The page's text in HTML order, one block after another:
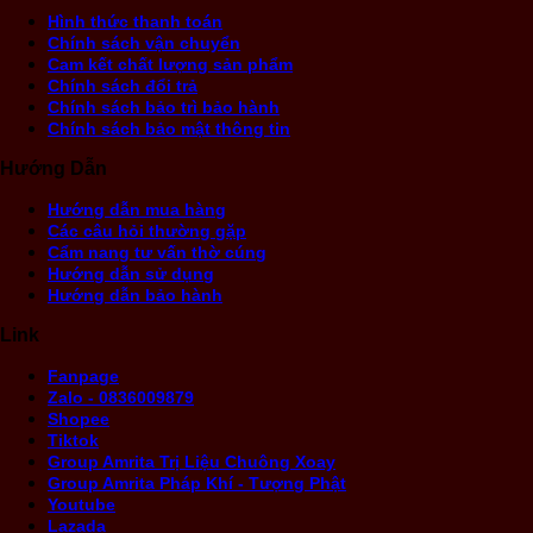
Hình thức thanh toán
Chính sách vận chuyển
Cam kết chất lượng sản phẩm
Chính sách đổi trả
Chính sách bảo trì bảo hành
Chính sách bảo mật thông tin
Hướng Dẫn
Hướng dẫn mua hàng
Các câu hỏi thường gặp
Cẩm nang tư vấn thờ cúng
Hướng dẫn sử dụng
Hướng dẫn bảo hành
Link
Fanpage
Zalo - 0836009879
Shopee
Tiktok
Group Amrita Trị Liệu Chuông Xoay
Group Amrita Pháp Khí - Tượng Phật
Youtube
Lazada